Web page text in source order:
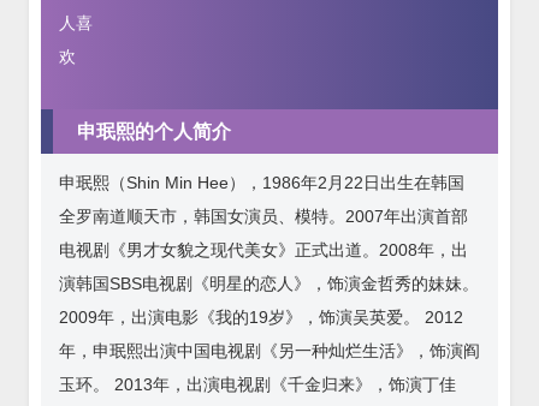
人喜
欢
申珉熙的个人简介
申珉熙（Shin Min Hee），1986年2月22日出生在韩国
全罗南道顺天市，韩国女演员、模特。2007年出演首部
电视剧《男才女貌之现代美女》正式出道。2008年，出
演韩国SBS电视剧《明星的恋人》，饰演金哲秀的妹妹。
2009年，出演电影《我的19岁》，饰演吴英爱。 2012
年，申珉熙出演中国电视剧《另一种灿烂生活》，饰演阎
玉环。 2013年，出演电视剧《千金归来》，饰演丁佳